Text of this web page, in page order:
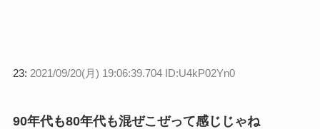
23: 2021/09/20(月) 19:06:39.704 ID:U4kP02Yn0
90年代も80年代も混ぜこぜって感じじゃね